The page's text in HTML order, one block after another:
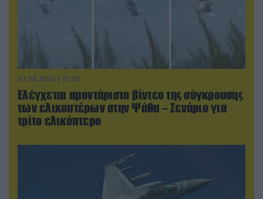
07.08.2026 | 01:02
Ελέγχεται αμοντάριστο βίντεο της σύγκρουσης
των ελικοπτέρων στην Ψάθα – Σενάριο για
τρίτο ελικόπτερο